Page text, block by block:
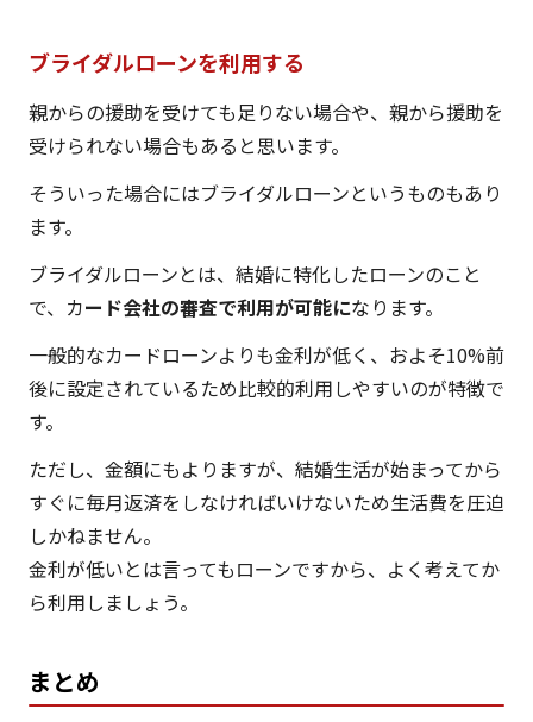
ブライダルローンを利用する
親からの援助を受けても足りない場合や、親から援助を
受けられない場合もあると思います。
そういった場合にはブライダルローンというものもあり
ます。
ブライダルローンとは、結婚に特化したローンのこと
で、カード会社の審査で利用が可能になります。
一般的なカードローンよりも金利が低く、およそ10%前
後に設定されているため比較的利用しやすいのが特徴で
す。
ただし、金額にもよりますが、結婚生活が始まってから
すぐに毎月返済をしなければいけないため生活費を圧迫
しかねません。
金利が低いとは言ってもローンですから、よく考えてか
ら利用しましょう。
まとめ